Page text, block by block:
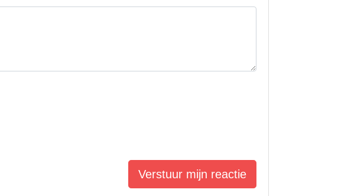
Verstuur mijn reactie